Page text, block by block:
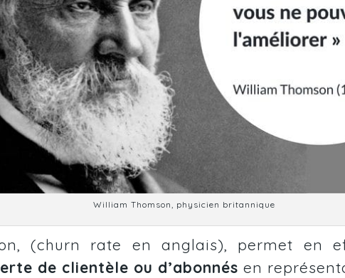
William Thomson, physicien britannique
(churn rate en anglais) , permet en
de clientèle ou d’abonnés en